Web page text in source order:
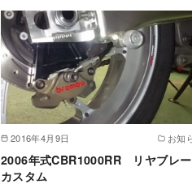
2016年4月9日 お知
2006年式CBR1000RR リヤブレ
カスタム